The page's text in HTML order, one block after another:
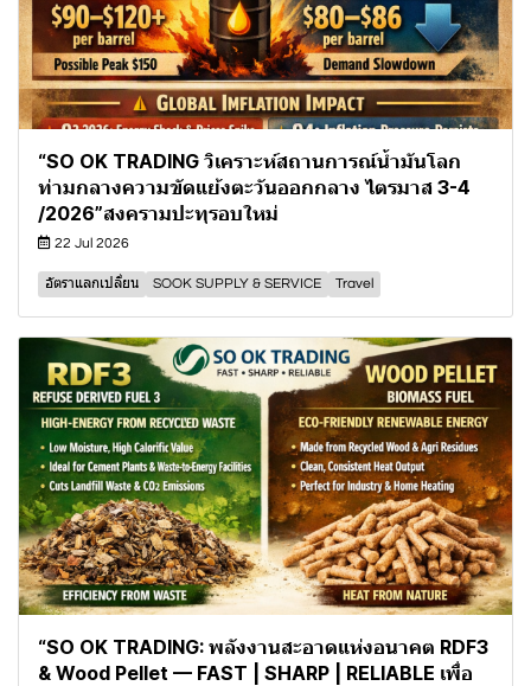
“SO OK TRADING วิเคราะห์สถานการณ์น้ำมันโลก
ท่ามกลางความขัดแย้งตะวันออกกลาง ไตรมาส 3-4
/2026”สงครามปะทุรอบใหม่
22 Jul 2026
อัตราแลกเปลี่ยน SOOK SUPPLY & SERVICE Travel
“SO OK TRADING: พลังงานสะอาดแห่งอนาคต RDF3
& Wood Pellet — FAST | SHARP | RELIABLE เพื่อ